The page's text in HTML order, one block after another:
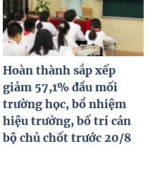
Hoàn thành sắp xếp
giảm 57,1% đầu mối
trường học, bổ nhiệm
hiệu trưởng, bố trí cán
bộ chủ chốt trước 20/8